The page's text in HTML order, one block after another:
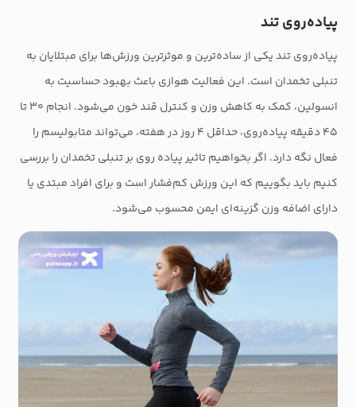
پیاده‌روی تند
پیاده‌روی تند یکی از ساده‌ترین و موثرترین ورزش‌ها برای مبتلایان به
تنبلی تخمدان است. این فعالیت هوازی باعث بهبود حساسیت به
انسولین، کمک به کاهش وزن و کنترل قند خون می‌شود. انجام ۳۰ تا
۴۵ دقیقه پیاده‌روی، حداقل ۴ روز در هفته، می‌تواند متابولیسم را
فعال نگه دارد. اگر بخواهیم تاثیر پیاده روی بر تنبلی تخمدان را بررسی
کنیم باید بگوییم که این ورزش کم‌فشار است و برای افراد مبتدی یا
دارای اضافه وزن گزینه‌ای ایمن محسوب می‌شود.